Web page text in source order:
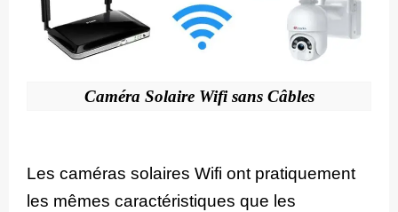
Caméra Solaire Wifi sans Câbles
Les caméras solaires Wifi ont pratiquement
les mêmes caractéristiques que les